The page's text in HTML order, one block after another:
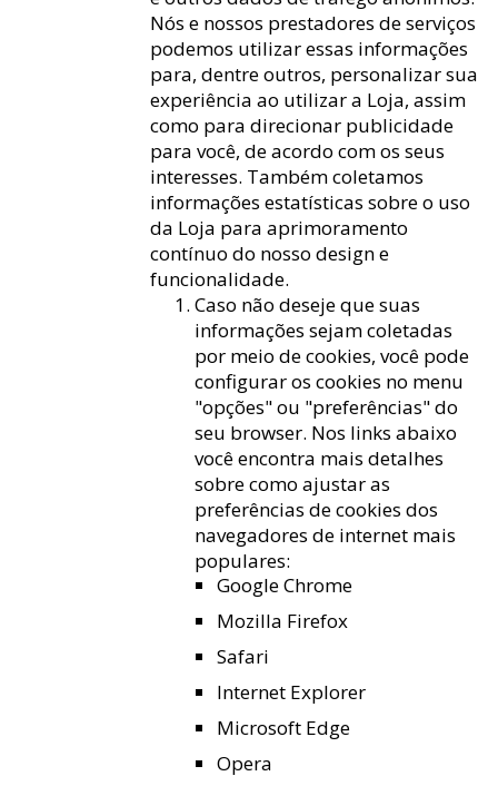
Nós e nossos prestadores de serviços
podemos utilizar essas informações
para, dentre outros, personalizar sua
experiência ao utilizar a Loja, assim
como para direcionar publicidade
para você, de acordo com os seus
interesses. Também coletamos
informações estatísticas sobre o uso
da Loja para aprimoramento
contínuo do nosso design e
funcionalidade.
Caso não deseje que suas
informações sejam coletadas
por meio de cookies, você pode
configurar os cookies no menu
"opções" ou "preferências" do
seu browser. Nos links abaixo
você encontra mais detalhes
sobre como ajustar as
preferências de cookies dos
navegadores de internet mais
populares:
Google Chrome
Mozilla Firefox
Safari
Internet Explorer
Microsoft Edge
Opera